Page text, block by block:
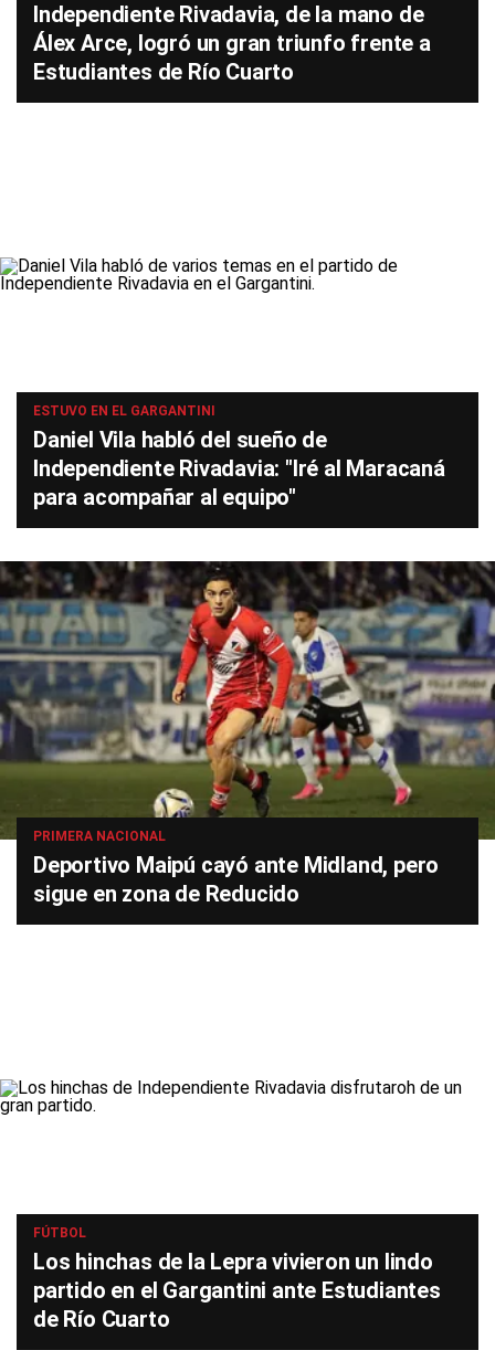
Independiente Rivadavia, de la mano de
Álex Arce, logró un gran triunfo frente a
Estudiantes de Río Cuarto
ESTUVO EN EL GARGANTINI
Daniel Vila habló del sueño de
Independiente Rivadavia: "Iré al Maracaná
para acompañar al equipo"
PRIMERA NACIONAL
Deportivo Maipú cayó ante Midland, pero
sigue en zona de Reducido
FÚTBOL
Los hinchas de la Lepra vivieron un lindo
partido en el Gargantini ante Estudiantes
de Río Cuarto